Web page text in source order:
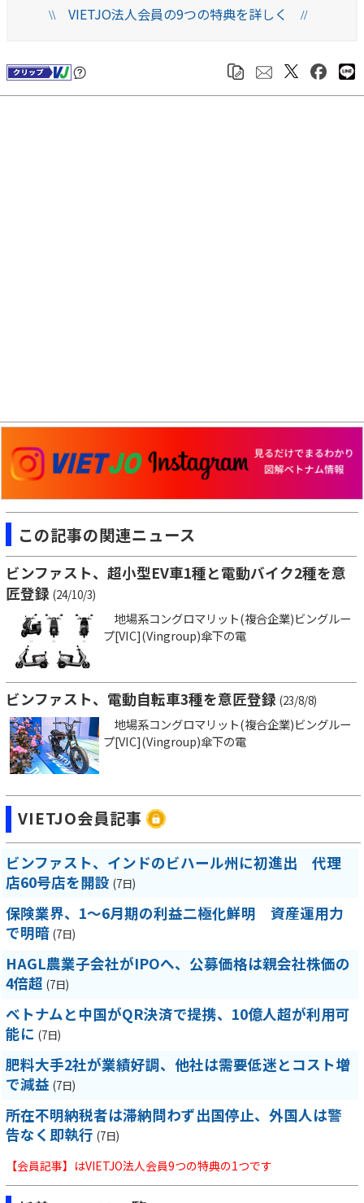
\\VIETJO法人会員の9つの特典を詳しく //
この記事の関連ニュース
ビンファスト、超小型EV車1種と電動バイク2種を意
匠登録 (24/10/3)
地場系コングロマリット(複合企業)ビングルー
プ[VIC](Vingroup)傘下の電
ビンファスト、電動自転車3種を意匠登録 (23/8/8)
地場系コングロマリット(複合企業)ビングルー
プ[VIC](Vingroup)傘下の電
VIETJO会員記事
ビンファスト、インドのビハール州に初進出 代理
店60号店を開設 (7日)
保険業界、1～6月期の利益二極化鮮明 資産運用力
で明暗 (7日)
HAGL農業子会社がIPOへ、公募価格は親会社株価の
4倍超 (7日)
ベトナムと中国がQR決済で提携、10億人超が利用可
能に (7日)
肥料大手2社が業績好調、他社は需要低迷とコスト増
で減益 (7日)
所在不明納税者は滞納問わず出国停止、外国人は警
告なく即執行 (7日)
【会員記事】はVIETJO法人会員9つの特典の1つです